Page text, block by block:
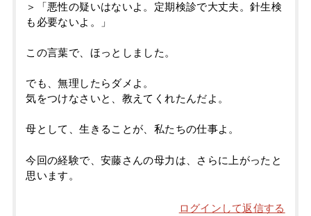
＞「悪性の疑いはないよ。定期検診で大丈夫。針生検
も必要ないよ。」
この言葉で、ほっとしました。
でも、無理したらダメよ。
気をつけなさいと、教えてくれたんだよ。
母として、生きることが、私たちの仕事よ。
今回の経験で、安藤さんの母力は、さらに上がったと
思います。
ログインして返信する